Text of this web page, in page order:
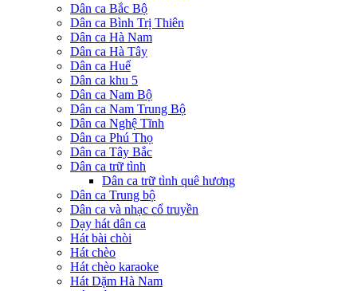
Dân ca Bắc Bộ
Dân ca Bình Trị Thiên
Dân ca Hà Nam
Dân ca Hà Tây
Dân ca Huế
Dân ca khu 5
Dân ca Nam Bộ
Dân ca Nam Trung Bộ
Dân ca Nghệ Tĩnh
Dân ca Phú Thọ
Dân ca Tây Bắc
Dân ca trữ tình
Dân ca trữ tình quê hương
Dân ca Trung bộ
Dân ca và nhạc cổ truyền
Dạy hát dân ca
Hát bài chòi
Hát chèo
Hát chèo karaoke
Hát Dặm Hà Nam